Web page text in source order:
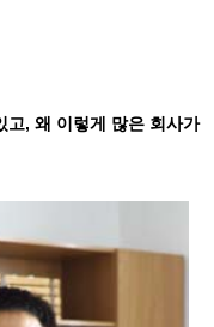
고, 왜 이렇게 많은 회사가